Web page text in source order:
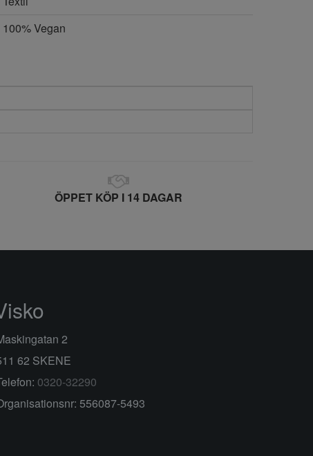
100% Vegan
ÖPPET KÖP I 14 DAGAR
2
62 SKENE
0320-32290
556087-5493